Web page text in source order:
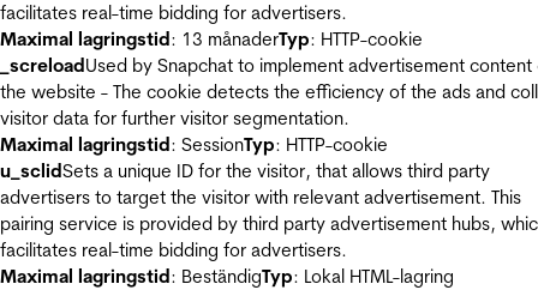
facilitates real-time bidding for advertisers.
Maximal lagringstid: 13 månaderTyp: HTTP-cookie
_screloadUsed by Snapchat to implement advertisement content
the website - The cookie detects the efficiency of the ads and
visitor data for further visitor segmentation.
Maximal lagringstid: SessionTyp: HTTP-cookie
u_sclidSets a unique ID for the visitor, that allows third party
advertisers to target the visitor with relevant advertisement. This
pairing service is provided by third party advertisement hubs,
facilitates real-time bidding for advertisers.
Maximal lagringstid: BeständigTyp: Lokal HTML-lagring